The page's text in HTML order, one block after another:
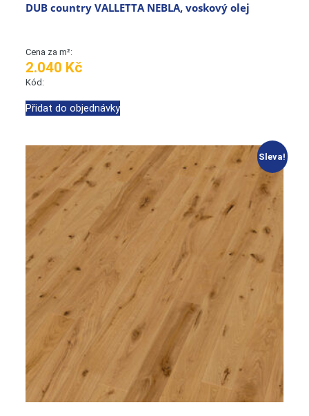
DUB country VALLETTA NEBLA, voskový olej
Cena za m²:
2.040 Kč
Kód:
Přidat do objednávky
Sleva!